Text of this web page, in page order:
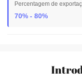
Percentagem de
70% - 80%